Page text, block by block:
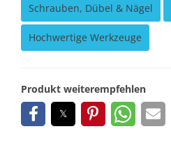
Schrauben, Dübel & Nägel
Hochwertige Werkzeuge
Produkt weiterempfehlen